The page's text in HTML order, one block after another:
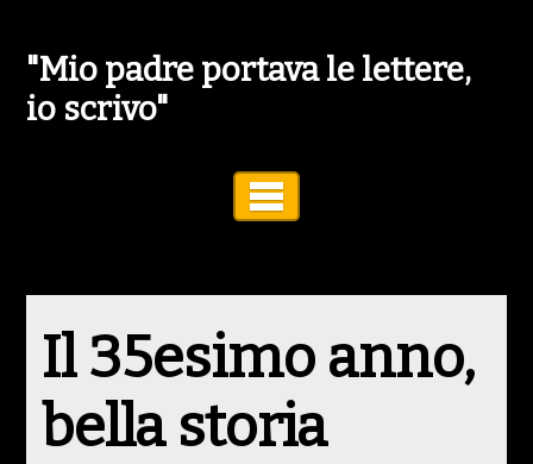
"Mio padre portava le lettere,
io scrivo"
Il 35esimo anno,
bella storia